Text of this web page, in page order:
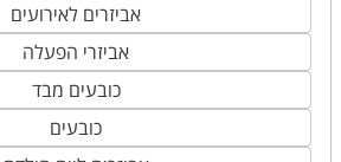
אביזרים לאירועים
אביזרי הפעלה
כובעים מבד
כובעים